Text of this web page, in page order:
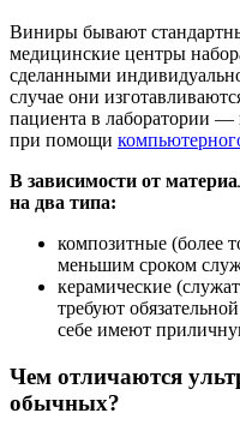
Виниры бывают
медицинские центры
сделанными
случае они
пациента в лаборатории
при помощи
В зависимости от
на два типа:
композитные (более
меньшим сроком
керамические
требуют
себе имеют
Чем отличаются
обычных?